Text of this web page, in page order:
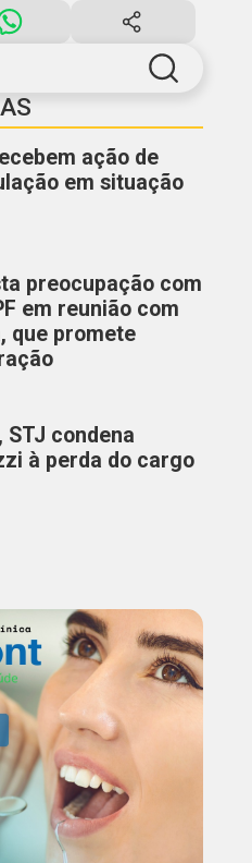
ação de
em situação
preocupação com
em reunião com
que promete
STJ condena
à perda do cargo